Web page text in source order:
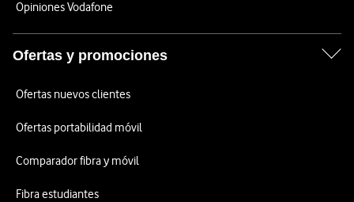
Opiniones Vodafone
Ofertas y promociones
Ofertas nuevos clientes
Ofertas portabilidad móvil
Comparador fibra y móvil
Fibra estudiantes